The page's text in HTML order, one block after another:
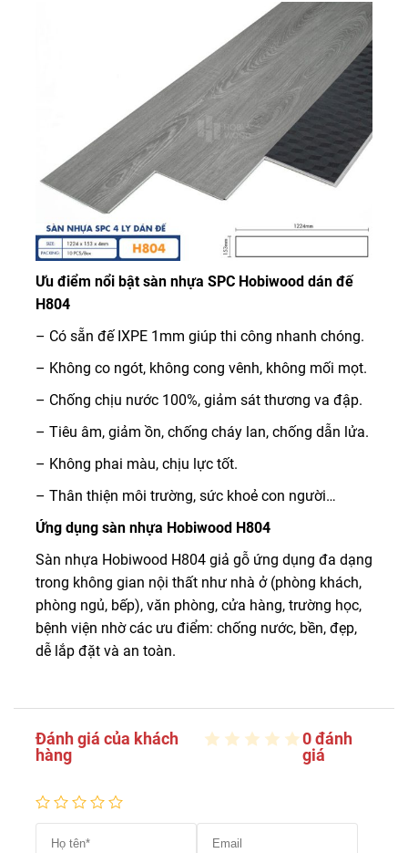
Ưu điểm nổi bật sàn nhựa SPC Hobiwood dán đế
H804
– Có sẵn đế IXPE 1mm giúp thi công nhanh chóng.
– Không co ngót, không cong vênh, không mối mọt.
– Chống chịu nước 100%, giảm sát thương va đập.
– Tiêu âm, giảm ồn, chống cháy lan, chống dẫn lửa.
– Không phai màu, chịu lực tốt.
– Thân thiện môi trường, sức khoẻ con người…
Ứng dụng sàn nhựa Hobiwood H804
Sàn nhựa Hobiwood H804 giả gỗ ứng dụng đa dạng
trong không gian nội thất như nhà ở (phòng khách,
phòng ngủ, bếp), văn phòng, cửa hàng, trường học,
bệnh viện nhờ các ưu điểm: chống nước, bền, đẹp,
dễ lắp đặt và an toàn.
Đánh giá của khách
hàng
0 đánh
giá